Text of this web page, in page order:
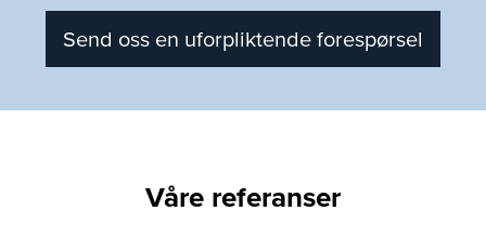
Send oss en uforpliktende forespørsel
Våre referanser